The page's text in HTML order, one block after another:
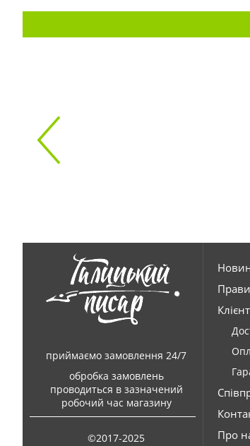
приймаємо замовлення 24/7
обробка замовлень
проводиться в зазначений
робочий час магазину
©2017-2025
Про